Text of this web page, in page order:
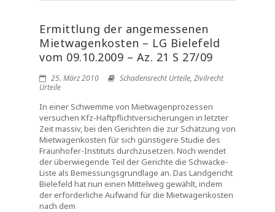
Ermittlung der angemessenen
Mietwagenkosten – LG Bielefeld
vom 09.10.2009 – Az. 21 S 27/09
25. März 2010 Schadensrecht Urteile, Zivilrecht
Urteile
In einer Schwemme von Mietwagenprozessen
versuchen Kfz-Haftpflichtversicherungen in letzter
Zeit massiv, bei den Gerichten die zur Schätzung von
Mietwagenkosten für sich günstigere Studie des
Fraunhofer-Instituts durchzusetzen. Noch wendet
der überwiegende Teil der Gerichte die Schwacke-
Liste als Bemessungsgrundlage an. Das Landgericht
Bielefeld hat nun einen Mittelweg gewählt, indem
der erforderliche Aufwand für die Mietwagenkosten
nach dem